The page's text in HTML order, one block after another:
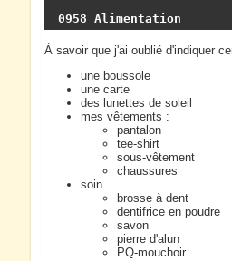
0958 Alimentation
À savoir que j'ai oublié d'indiquer
une boussole
une carte
des lunettes de soleil
mes vêtements :
pantalon
tee-shirt
sous-vêtement
chaussures
soin
brosse à dent
dentifrice en poudre
savon
pierre d'alun
PQ-mouchoir